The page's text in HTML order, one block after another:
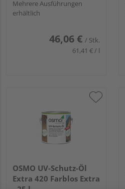
Kleingebinde
Mehrere Ausführungen
erhältlich
46,06 € / Stk.
61,41 € / l
OSMO UV-Schutz-Öl
Extra 420 Farblos Extra